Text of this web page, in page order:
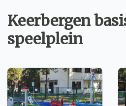
Keerbergen
speelplein